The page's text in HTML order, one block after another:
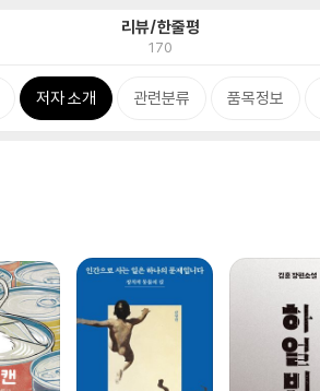
리뷰/한줄평
170
저자 소개 관련분류 품목정보